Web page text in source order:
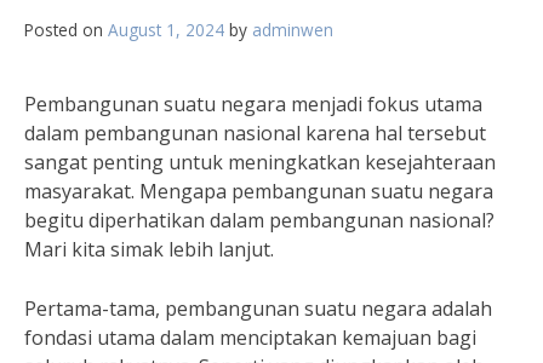
Posted on August 1, 2024 by adminwen
Pembangunan suatu negara menjadi fokus utama
dalam pembangunan nasional karena hal tersebut
sangat penting untuk meningkatkan kesejahteraan
masyarakat. Mengapa pembangunan suatu negara
begitu diperhatikan dalam pembangunan nasional?
Mari kita simak lebih lanjut.
Pertama-tama, pembangunan suatu negara adalah
fondasi utama dalam menciptakan kemajuan bagi